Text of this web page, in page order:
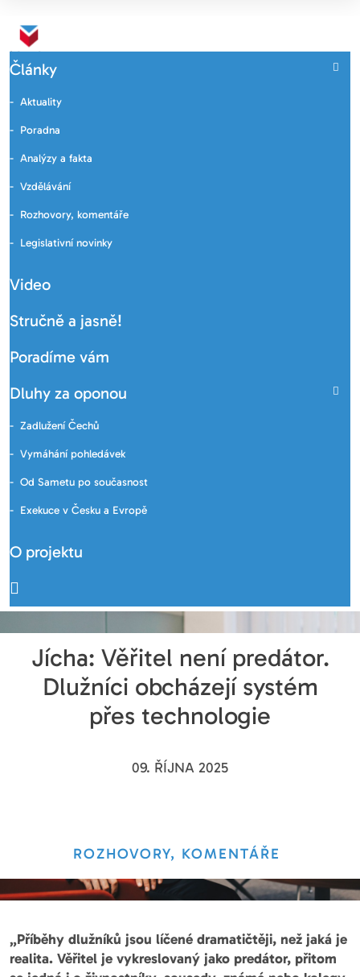
Články
Aktuality
Poradna
Analýzy a fakta
Vzdělávání
Rozhovory, komentáře
Legislativní novinky
Video
Stručně a jasně!
Poradíme vám
Dluhy za oponou
Zadlužení Čechů
Vymáhání pohledávek
Od Sametu po současnost
Exekuce v Česku a Evropě
O projektu
Jícha: Věřitel není predátor.
Dlužníci obcházejí systém
přes technologie
09. ŘÍJNA 2025
ROZHOVORY, KOMENTÁŘE
„Příběhy dlužníků jsou líčené dramatičtěji, než jaká je
realita. Věřitel je vykreslovaný jako predátor, přitom